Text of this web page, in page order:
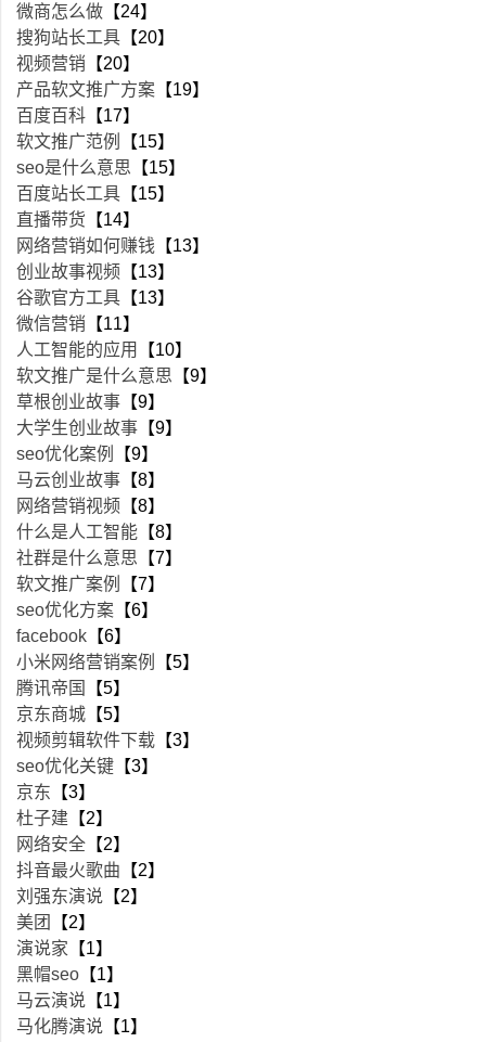
微商怎么做 【24】
搜狗站长工具 【20】
视频营销 【20】
产品软文推广方案 【19】
百度百科 【17】
软文推广范例
【15】
seo是什么意思 【15】
百度站长工具 【15】
直播带货 【14】
网络营销如何赚钱 【13】
创业故事视频 【13】
谷歌官方工具 【13】
微信营销 【11】
人工智能的应用
【10】
软文推广是什么意思 【9】
草根创业故事 【9】
大学生创业故事 【9】
seo优化案例
【9】
马云创业故事 【8】
网络营销视频 【8】
什么是人工智能 【8】
社群是什么意思 【7】
软文推广案例
【7】
seo优化方案 【6】
facebook 【6】
小米网络营销案例
【5】
腾讯帝国
【5】
京东商城 【5】
视频剪辑软件下载 【3】
seo优化关键 【3】
京东 【3】
杜子建 【2】
网络安全 【2】
抖音最火歌曲 【2】
刘强东演说 【2】
美团
【2】
演说家 【1】
黑帽seo 【1】
马云演说 【1】
马化腾演说 【1】